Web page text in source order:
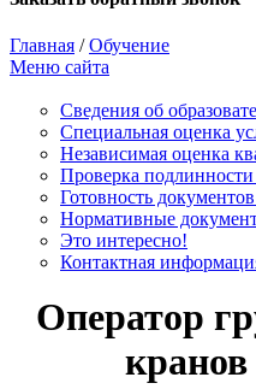
Главная /Обучение
Меню сайта
Сведения об
Cпециальная оценка
Независимая оценка
Проверка
Готовность
Нормативные
Это интересно!
Контактная
Оператор